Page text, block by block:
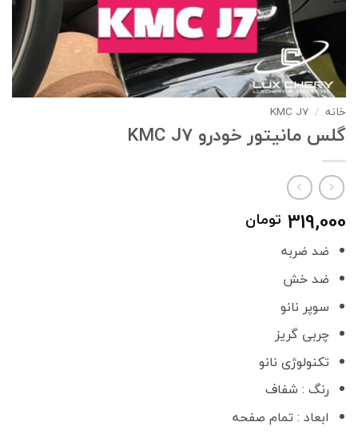
خانه /
KMC J7
گلس مانیتور خودرو KMC J7
319,000 تومان
ضد ضربه
ضد خش
سوپر نانو
چربی گریز
تکنولوژی نانو
رنگ : شفاف
ابعاد : تمام صفحه